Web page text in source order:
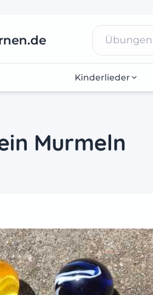
Kinderlieder
Murmeln